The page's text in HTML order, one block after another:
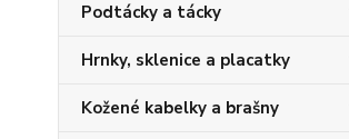
Podtácky a tácky
Hrnky, sklenice a placatky
Kožené kabelky a brašny